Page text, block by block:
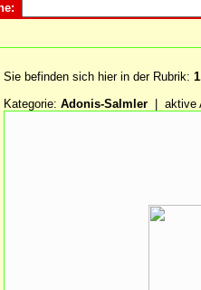
Sie befinden sich hier in der Rubrik:
Kategorie: Adonis-Salmler | aktive